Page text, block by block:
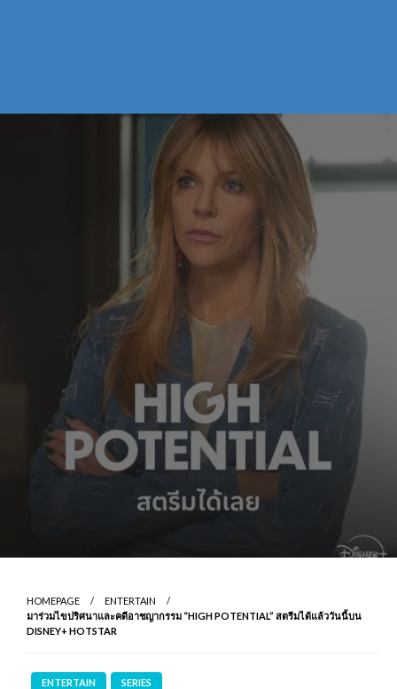
HOMEPAGE
ENTERTAIN
มาร่วมไขปริศนาและคดีอาชญากรรม “HIGH POTENTIAL” สตรีมได้แล้ววันนี้บน
DISNEY+ HOTSTAR
ENTERTAIN SERIES